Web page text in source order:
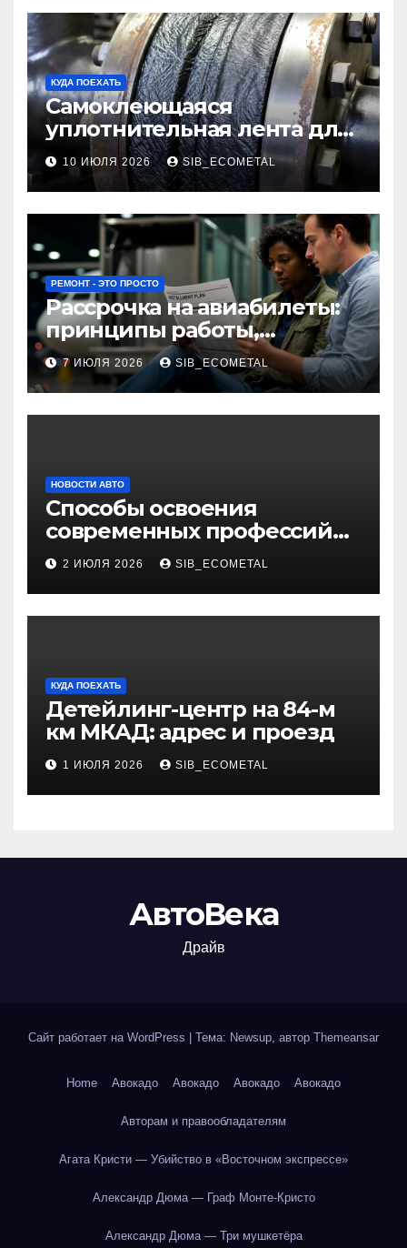
КУДА ПОЕХАТЬ
Самоклеющаяся
уплотнительная лента для
огнезащиты фланцевых
соединений
10 ИЮЛЯ 2026 SIB_ECOMETAL
РЕМОНТ - ЭТО ПРОСТО
Рассрочка на авиабилеты:
принципы работы,
требования и
потенциальные риски
7 ИЮЛЯ 2026 SIB_ECOMETAL
НОВОСТИ АВТО
Способы освоения
современных профессий
через онлайн-курсы
2 ИЮЛЯ 2026 SIB_ECOMETAL
КУДА ПОЕХАТЬ
Детейлинг-центр на 84-м
км МКАД: адрес и проезд
1 ИЮЛЯ 2026 SIB_ECOMETAL
АвтоВека
Драйв
Сайт работает на WordPress Тема: Newsup, автор Themeansar
Home Авокадо Авокадо Авокадо Авокадо
Авторам и правообладателям
Агата Кристи — Убийство в «Восточном экспрессе»
Александр Дюма — Граф Монте-Кристо
Александр Дюма — Три мушкетёра